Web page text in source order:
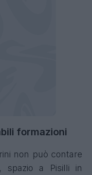
formazioni
non può contare
spazio a Pisilli in